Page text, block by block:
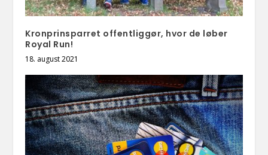
Kronprinsparret offentliggør, hvor de løber
Royal Run!
18. august 2021